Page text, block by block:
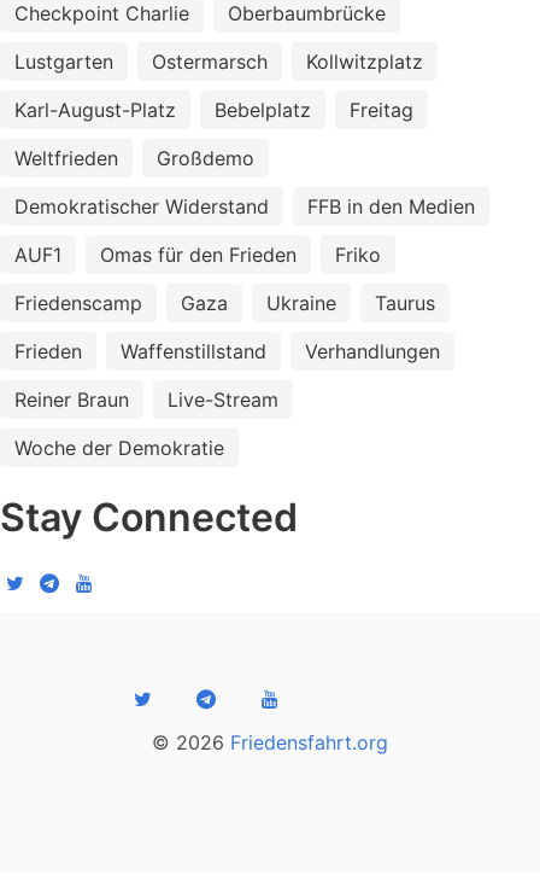
Checkpoint Charlie
Oberbaumbrücke
Lustgarten
Ostermarsch
Kollwitzplatz
Karl-August-Platz
Bebelplatz
Freitag
Weltfrieden
Großdemo
Demokratischer Widerstand
FFB in den Medien
AUF1
Omas für den Frieden
Friko
Friedenscamp
Gaza Ukraine
Taurus
Frieden
Waffenstillstand
Verhandlungen
Reiner Braun
Live-Stream
Woche der Demokratie
Stay Connected
© 2026 Friedensfahrt.org